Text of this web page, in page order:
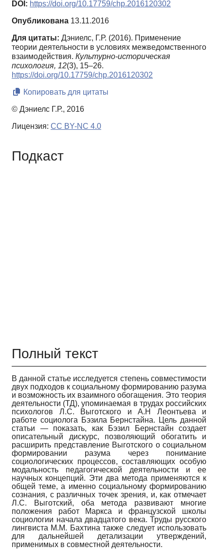
DOI: https://doi.org/10.17759/chp.2016120302
Опубликована 13.11.2016
Для цитаты: Дэниелс, Г.Р. (2016). Применение
теории деятельности в условиях межведомственного
взаимодействия. Культурно-историческая
психология, 12(3), 15–26.
https://doi.org/10.17759/chp.2016120302
Копировать для цитаты
© Дэниелс Г.Р., 2016
Лицензия: CC BY-NC 4.0
Подкаст
Полный текст
В данной статье исследуется степень совместимости
двух подходов к социальному формированию разума
и возможность их взаимного обогащения. Это теория
деятельности (ТД), упоминаемая в трудах российских
психологов Л.С. Выготского и А.Н Леонтьева и
работе социолога Бэзила Бернстайна. Цель данной
статьи — показать, как Бэзил Бернстайн создает
описательный дискурс, позволяющий обогатить и
расширить представление Выготского о социальном
формировании разума через понимание
социологических процессов, составляющих особую
модальность педагогической деятельности и ее
научных концепций. Эти два метода применяются к
общей теме, а именно социальному формированию
сознания, с различных точек зрения, и, как отмечает
Л.С. Выготский, оба метода развивают многие
положения работ Маркса и французской школы
социологии начала двадцатого века. Труды русского
лингвиста М.М. Бахтина также следует использовать
для дальнейшей детализации утверждений,
применимых в совместной деятельности.